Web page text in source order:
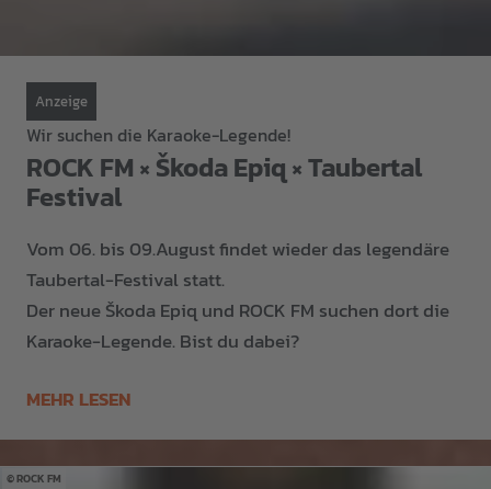
Anzeige
Wir suchen die Karaoke-Legende!
ROCK FM × Škoda Epiq × Taubertal
Festival
Vom 06. bis 09.August findet wieder das legendäre
Taubertal-Festival statt.
Der neue Škoda Epiq und ROCK FM suchen dort die
Karaoke-Legende. Bist du dabei?
MEHR LESEN
ROCK FM